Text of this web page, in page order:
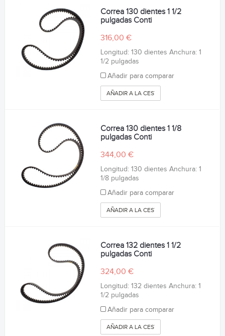
Correa 130 dientes 1 1/2
pulgadas Conti
316,00 €
Longitud: 130 dientes Anchura: 1
1/2 pulgadas
Añadir para comparar
AÑADIR A LA CESTA
Correa 130 dientes 1 1/8
pulgadas Conti
344,00 €
Longitud: 130 dientes Anchura: 1
1/8 pulgadas
Añadir para comparar
AÑADIR A LA CESTA
Correa 132 dientes 1 1/2
pulgadas Conti
324,00 €
Longitud: 132 dientes Anchura: 1
1/2 pulgadas
Añadir para comparar
AÑADIR A LA CESTA